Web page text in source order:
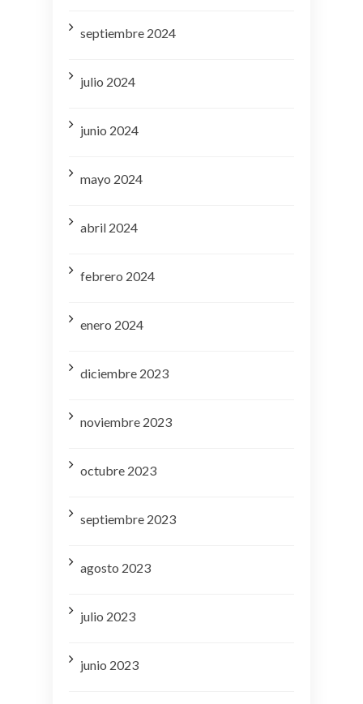
septiembre 2024
julio 2024
junio 2024
mayo 2024
abril 2024
febrero 2024
enero 2024
diciembre 2023
noviembre 2023
octubre 2023
septiembre 2023
agosto 2023
julio 2023
junio 2023